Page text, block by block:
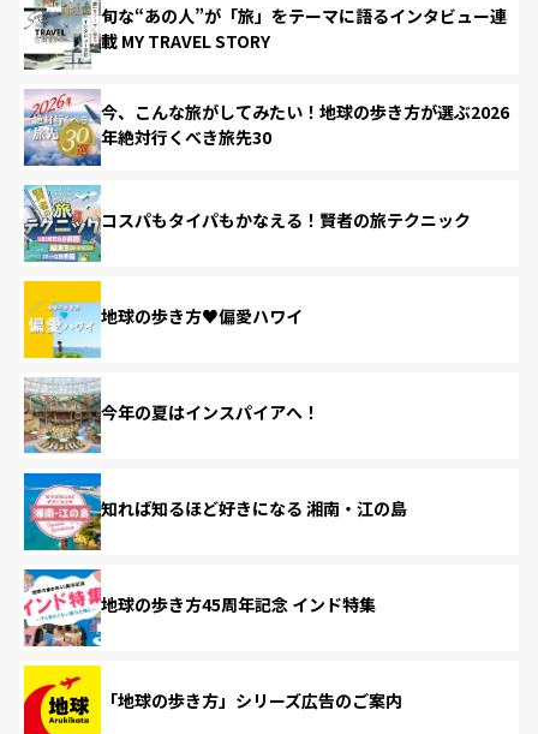
旬な“あの人”が「旅」をテーマに語るインタビュー連
載 MY TRAVEL STORY
今、こんな旅がしてみたい！地球の歩き方が選ぶ2026
年絶対行くべき旅先30
コスパもタイパもかなえる！賢者の旅テクニック
地球の歩き方♥偏愛ハワイ
今年の夏はインスパイアへ！
知れば知るほど好きになる 湘南・江の島
地球の歩き方45周年記念 インド特集
「地球の歩き方」シリーズ広告のご案内